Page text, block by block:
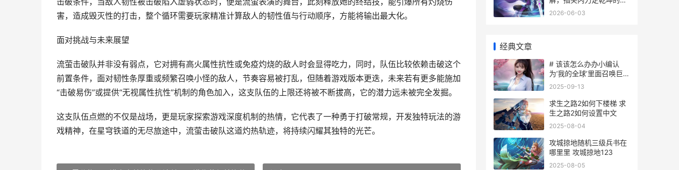
害，造成毁灭性的打击，整个循环需要玩家精准计算敌人的韧性值与行动顺序，方能将输出最大化。
面对挑战与未来展望
流萤击破队并非没有弱点，它对拥有高火属性抗性或免疫灼烧的敌人时会显得吃力，同时，队伍比较依赖击破这个
前置条件，面对韧性条厚重或频繁召唤小怪的敌人，节奏容易被打乱，但随着游戏版本更迭，未来若有更多能施加
“击破易伤”或提供“无视属性抗性”机制的角色加入，这支队伍的上限还将被不断拔高，它的潜力远未被完全发掘。
这支队伍点燃的不仅是战场，更是玩家探索游戏深度机制的热情，它代表了一种勇于打破常规，开发独特玩法的游
戏精神，在星穹铁道的无尽旅途中，流萤击破队这道灼热轨迹，将持续闪耀其独特的光芒。
侠新境
2026-06-03
经典文章
# 该该怎么办办小编认
为‘我的全球’里面召唤巨人
僵尸
2025-09-13
求生之路2如何下楼梯 求
生之路2如何设置中文
2025-08-04
攻城掠地随机三级兵书在
哪里里 攻城掠地123
2025-08-05